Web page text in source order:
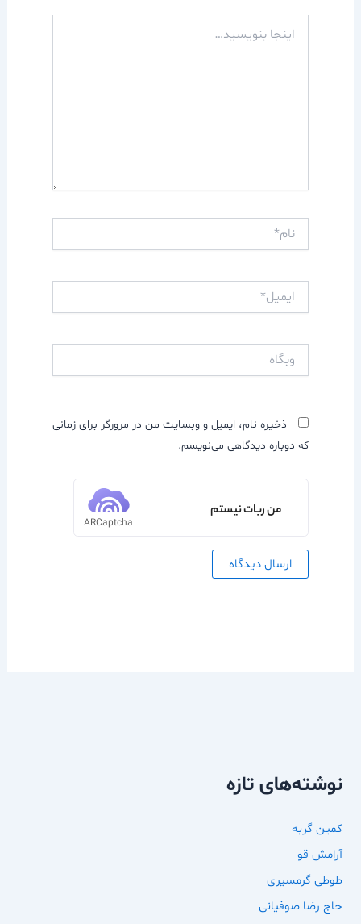
بنویسید…
ذخیره نام، ایمیل و وبسایت من در مرورگر برای زمانی
که دوباره دیدگاهی می‌نویسم.
من ربات نیستم
ARCaptcha
نوشته‌های تازه
کمین گربه
آرامش قو
طوطی گرمسیری
حاج رضا صوفیانی